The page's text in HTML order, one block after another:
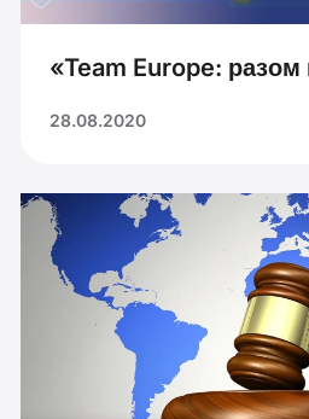
«Team Europe: разом
28.08.2020